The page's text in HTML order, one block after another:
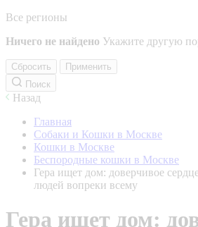
Все регионы
Ничего не найдено Укажите другую
Сбросить
Применить
Поиск
Назад
Главная
Собаки и Кошки в Москве
Кошки в Москве
Беспородные кошки в Москве
Гера ищет дом: доверчивое
людей вопреки всему
Гера ищет дом: